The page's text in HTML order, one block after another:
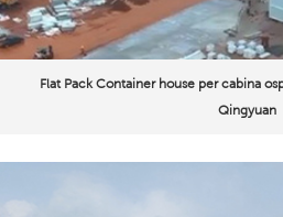
Flat Pack Container house per cabina
Qingyuan